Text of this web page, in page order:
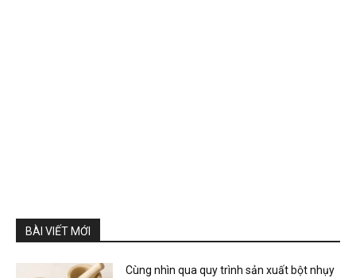
BÀI VIẾT MỚI
Cùng nhìn qua quy trình sản xuất bột nhụy